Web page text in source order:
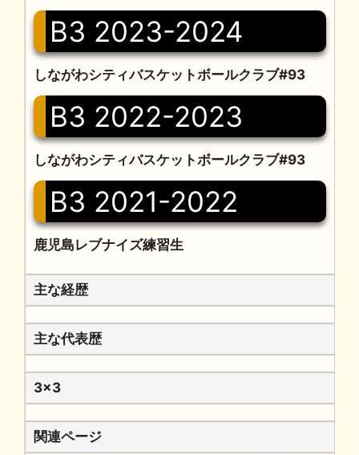
B3 2023-2024
しながわシティバスケットボールクラブ#93
B3 2022-2023
しながわシティバスケットボールクラブ#93
B3 2021-2022
鹿児島レブナイズ練習生
主な経歴
主な代表歴
3x3
関連ページ